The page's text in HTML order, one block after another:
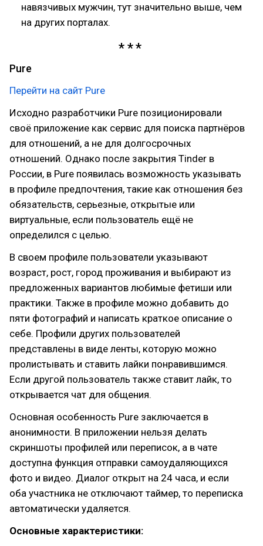
навязчивых мужчин, тут значительно выше, чем
на других порталах.
Pure
Перейти на сайт Pure
Исходно разработчики Pure позиционировали
своё приложение как сервис для поиска партнёров
для отношений, а не для долгосрочных
отношений. Однако после закрытия Tinder в
России, в Pure появилась возможность указывать
в профиле предпочтения, такие как отношения без
обязательств, серьезные, открытые или
виртуальные, если пользователь ещё не
определился с целью.
В своем профиле пользователи указывают
возраст, рост, город проживания и выбирают из
предложенных вариантов любимые фетиши или
практики. Также в профиле можно добавить до
пяти фотографий и написать краткое описание о
себе. Профили других пользователей
представлены в виде ленты, которую можно
пролистывать и ставить лайки понравившимся.
Если другой пользователь также ставит лайк, то
открывается чат для общения.
Основная особенность Pure заключается в
анонимности. В приложении нельзя делать
скриншоты профилей или переписок, а в чате
доступна функция отправки самоудаляющихся
фото и видео. Диалог открыт на 24 часа, и если
оба участника не отключают таймер, то переписка
автоматически удаляется.
Основные характеристики: